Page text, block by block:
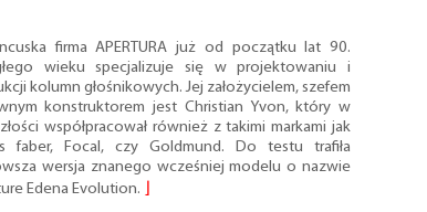
firma APERTURA już od początku lat 90.
wieku specjalizuje się w projektowaniu i
kolumn głośnikowych. Jej założycielem, szefem
konstruktorem jest Christian Yvon, który w
współpracował również z takimi markami jak
faber, Focal, czy Goldmund. Do testu trafiła
wersja znanego wcześniej modelu o nazwie
Edena Evolution.